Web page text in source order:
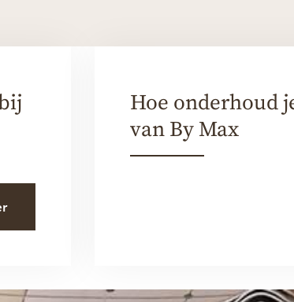
Hoe onderhoud
van By Max